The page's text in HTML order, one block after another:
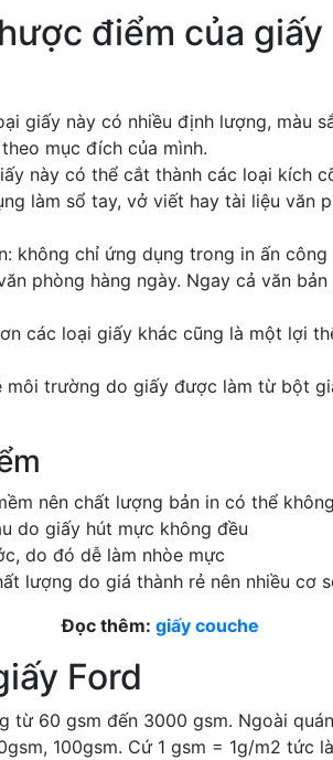
điểm của giấy
giấy này có nhiều định lượng, màu
mục đích của mình.
này có thể cắt thành các loại kích
làm sổ tay, vở viết hay tài liệu văn
không chỉ ứng dụng trong in ấn
phòng hàng ngày. Ngay cả văn
các loại giấy khác cũng là một lợi
môi trường do giấy được làm từ bột
nên chất lượng bản in có thể
do giấy hút mực không đều
do đó dễ làm nhòe mực
lượng do giá thành rẻ nên nhiều cơ
Đọc thêm: giấy couche
Ford
từ 60 gsm đến 3000 gsm. Ngoài
100gsm. Cứ 1 gsm = 1g/m2 tức